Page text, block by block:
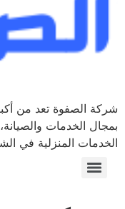
شركة الصفوة تعد من
بمجال الخدمات
الخدمات المنزلية في